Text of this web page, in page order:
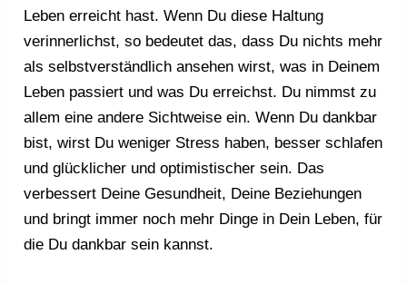
Leben erreicht hast. Wenn Du diese Haltung
verinnerlichst, so bedeutet das, dass Du nichts mehr
als selbstverständlich ansehen wirst, was in Deinem
Leben passiert und was Du erreichst. Du nimmst zu
allem eine andere Sichtweise ein. Wenn Du dankbar
bist, wirst Du weniger Stress haben, besser schlafen
und glücklicher und optimistischer sein. Das
verbessert Deine Gesundheit, Deine Beziehungen
und bringt immer noch mehr Dinge in Dein Leben, für
die Du dankbar sein kannst.